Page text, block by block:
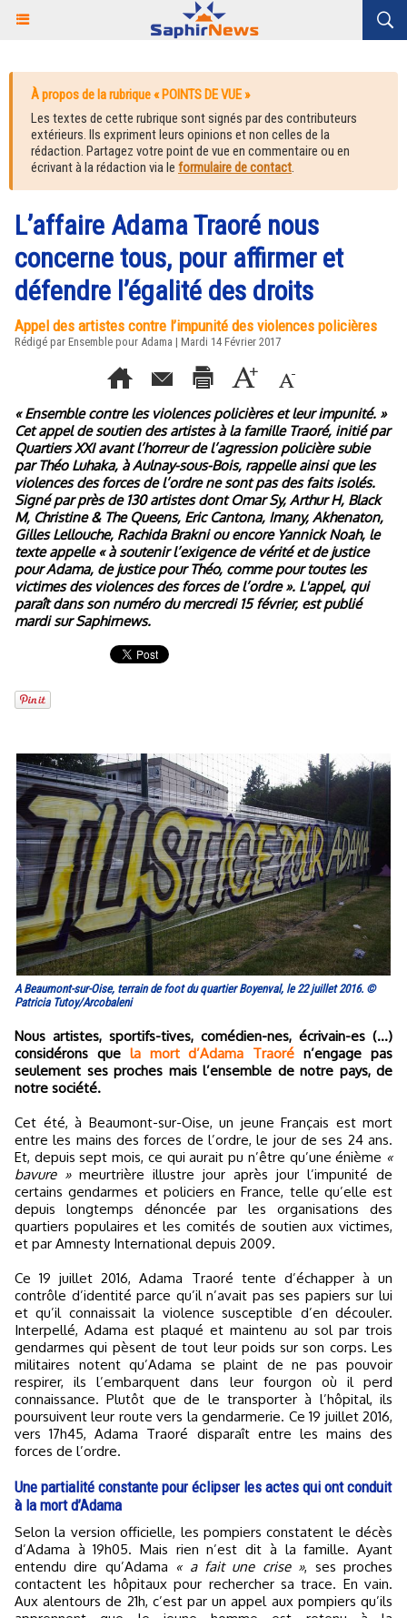
À propos de la rubrique « POINTS DE VUE »
Les textes de cette rubrique sont signés par des contributeurs
extérieurs. Ils expriment leurs opinions et non celles de la
rédaction. Partagez votre point de vue en commentaire ou en
écrivant à la rédaction via le formulaire de contact.
L’affaire Adama Traoré nous
concerne tous, pour affirmer et
défendre l’égalité des droits
Appel des artistes contre l’impunité des violences policières
Rédigé par Ensemble pour Adama | Mardi 14 Février 2017
« Ensemble contre les violences policières et leur impunité. »
Cet appel de soutien des artistes à la famille Traoré, initié par
Quartiers XXI avant l’horreur de l’agression policière subie
par Théo Luhaka, à Aulnay-sous-Bois, rappelle ainsi que les
violences des forces de l’ordre ne sont pas des faits isolés.
Signé par près de 130 artistes dont Omar Sy, Arthur H, Black
M, Christine & The Queens, Eric Cantona, Imany, Akhenaton,
Gilles Lellouche, Rachida Brakni ou encore Yannick Noah, le
texte appelle « à soutenir l’exigence de vérité et de justice
pour Adama, de justice pour Théo, comme pour toutes les
victimes des violences des forces de l’ordre ». L'appel, qui
paraît dans son numéro du mercredi 15 février, est publié
mardi sur Saphirnews.
A Beaumont-sur-Oise, terrain de foot du quartier Boyenval, le 22 juillet 2016. ©
Patricia Tutoy/Arcobaleni
Nous artistes, sportifs-tives, comédien-nes, écrivain-es (…)
considérons que la mort d’Adama Traoré n’engage pas
seulement ses proches mais l’ensemble de notre pays, de
notre société.
Cet été, à Beaumont-sur-Oise, un jeune Français est mort
entre les mains des forces de l’ordre, le jour de ses 24 ans.
Et, depuis sept mois, ce qui aurait pu n’être qu’une énième «
bavure »meurtrière illustre jour après jour l’impunité de
certains gendarmes et policiers en France, telle qu’elle est
depuis longtemps dénoncée par les organisations des
quartiers populaires et les comités de soutien aux victimes,
et par Amnesty International depuis 2009.
Ce 19 juillet 2016, Adama Traoré tente d’échapper à un
contrôle d’identité parce qu’il n’avait pas ses papiers sur lui
et qu’il connaissait la violence susceptible d’en découler.
Interpellé, Adama est plaqué et maintenu au sol par trois
gendarmes qui pèsent de tout leur poids sur son corps. Les
militaires notent qu’Adama se plaint de ne pas pouvoir
respirer, ils l’embarquent dans leur fourgon où il perd
connaissance. Plutôt que de le transporter à l’hôpital, ils
poursuivent leur route vers la gendarmerie. Ce 19 juillet 2016,
vers 17h45, Adama Traoré disparaît entre les mains des
forces de l’ordre.
Une partialité constante pour éclipser les actes qui ont conduit
à la mort d’Adama
Selon la version officielle, les pompiers constatent le décès
d’Adama à 19h05. Mais rien n’est dit à la famille. Ayant
entendu dire qu’Adama « a fait une crise », ses proches
contactent les hôpitaux pour rechercher sa trace. En vain.
Aux alentours de 21h, c’est par un appel aux pompiers qu’ils